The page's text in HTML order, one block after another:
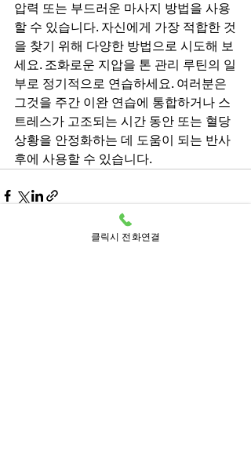
압력 또는 부드러운 마사지 방법을 사용
할 수 있습니다. 자신에게 가장 적합한 것
을 찾기 위해 다양한 방법으로 시도해 보
세요. 조화로운 지압을 톤 관리 루틴의 일
부로 정기적으로 연습하세요. 여러분은
그것을 주간 이완 연습에 통합하거나 스
트레스가 고조되는 시간 동안 또는 혈당
상황을 안정화하는 데 도움이 되는 반사
후에 사용할 수 있습니다.
클릭시 전화연결